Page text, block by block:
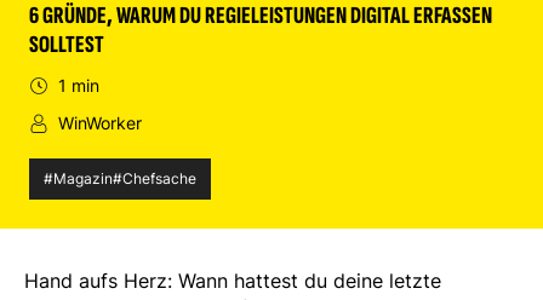
6 GRÜNDE, WARUM DU REGIELEISTUNGEN DIGITAL ERFASSEN
SOLLTEST
1 min
WinWorker
#Magazin#Chefsache
Hand aufs Herz: Wann hattest du deine letzte